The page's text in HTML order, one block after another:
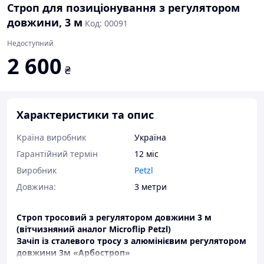
Строп для позиціонування з регулятором
довжини, 3 м Код: 00091
Недоступний
2 600 ₴
Характеристики та опис
Країна виробник
Україна
Гарантійний термін
12 міс
Виробник
Petzl
Довжина:
3 метри
Строп тросовий з регулятором довжини 3 м
(вітчизняний аналог Microflip Petzl)
Зачіп із сталевого тросу з алюмінієвим регулятором
довжини 3м «Арбостроп»